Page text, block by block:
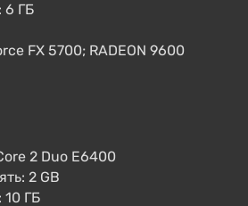
6 ГБ
FX 5700; RADEON 9600
2 Duo E6400
2 GB
10 ГБ